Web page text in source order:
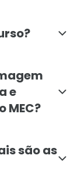
e
MEC?
são as